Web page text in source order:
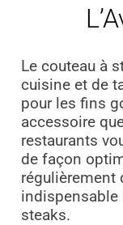
Le couteau à
cuisine et de
pour les fins
accessoire
restaurants
de façon
régulièrement
indispensable
steaks.